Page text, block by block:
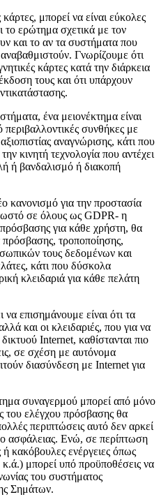
μπορεί να είναι εύκολες
το ερώτημα σχετικά με τον
και το αν τα συστήματα που
Γνωρίζουμε ότι
κάρτες κατά την διάρκεια
τους και ότι υπάρχουν
ένα μειονέκτημα είναι
συνθήκες με
αναγνώρισης, κάτι που
κινητή τεχνολογία που αντέχει
ή βανδαλισμό ή διακοπή
κανονισμό για την προστασία
σε όλους ως GDPR- η
για κάθε χρήστη, θα
πρόσβασης, τροποποίησης,
τους δεδομένων και
κάτι που δύσκολα
κλειδαριά για κάθε πελάτη
επισημάνουμε είναι ότι τα
και οι κλειδαριές, που για να
Internet, καθίστανται πιο
σε σχέση με αυτόνομα
διασύνδεση με Internet για
συναγερμού μπορεί από μόνο
του ελέγχου πρόσβασης θα
περιπτώσεις αυτό δεν αρκεί
ασφάλειας. Ενώ, σε περίπτωση
κακόβουλες ενέργειες όπως
μπορεί υπό προϋποθέσεις να
του συστήματος
Σημάτων.